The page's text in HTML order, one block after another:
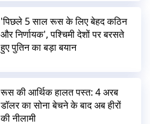
'पिछले 5 साल रूस के लिए बेहद कठिन
और निर्णायक', पश्चिमी देशों पर बरसते
हुए पुतिन का बड़ा बयान
रूस की आर्थिक हालत पस्त: 4 अरब
डॉलर का सोना बेचने के बाद अब हीरों
की नीलामी